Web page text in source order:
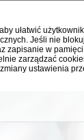
ułatwić
Jeśli nie
zapisanie w
zarządzać
ustawienia